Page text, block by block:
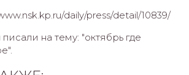
daily/press/detail/10839/
на тему: "октябрь где